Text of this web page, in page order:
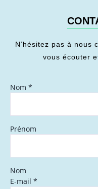
N’hésitez pas à nous
vous écouter
Nom *
Prénom
Nom
E-mail *